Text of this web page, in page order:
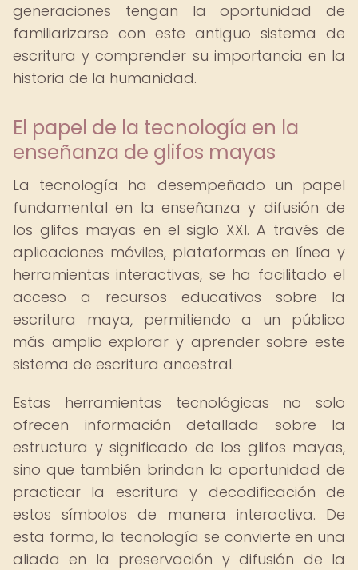
generaciones tengan la oportunidad de
familiarizarse con este antiguo sistema de
escritura y comprender su importancia en la
historia de la humanidad.
El papel de la tecnología en la
enseñanza de glifos mayas
La tecnología ha desempeñado un papel
fundamental en la enseñanza y difusión de
los glifos mayas en el siglo XXI. A través de
aplicaciones móviles, plataformas en línea y
herramientas interactivas, se ha facilitado el
acceso a recursos educativos sobre la
escritura maya, permitiendo a un público
más amplio explorar y aprender sobre este
sistema de escritura ancestral.
Estas herramientas tecnológicas no solo
ofrecen información detallada sobre la
estructura y significado de los glifos mayas,
sino que también brindan la oportunidad de
practicar la escritura y decodificación de
estos símbolos de manera interactiva. De
esta forma, la tecnología se convierte en una
aliada en la preservación y difusión de la